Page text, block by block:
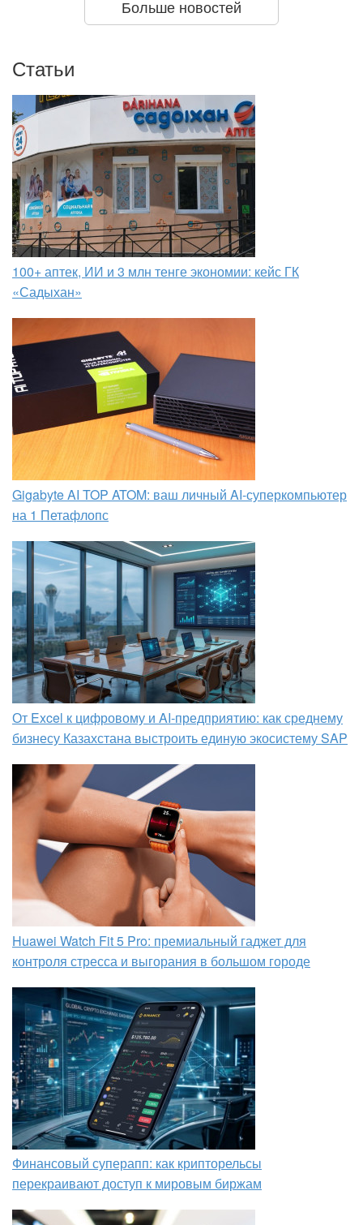
Больше новостей
Статьи
100+ аптек, ИИ и 3 млн тенге экономии: кейс ГК
«Садыхан»
Gigabyte AI TOP ATOM: ваш личный AI-суперкомпьютер
на 1 Петафлопс
От Excel к цифровому и AI‑предприятию: как среднему
бизнесу Казахстана выстроить единую экосистему SAP
Huawei Watch Fit 5 Pro: премиальный гаджет для
контроля стресса и выгорания в большом городе
Финансовый суперапп: как крипторельсы
перекраивают доступ к мировым биржам